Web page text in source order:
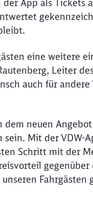
App als Tickets
eine weitere
Leiter
auch für
dem neuen
Mit der VDW-
Schritt mit der
Fahrgästen